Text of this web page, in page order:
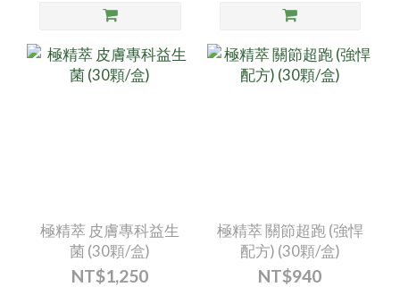
極精萃 皮膚專科益生
菌 (30顆/盒)
NT$1,250
極精萃 關節超跑 (強悍
配方) (30顆/盒)
NT$940